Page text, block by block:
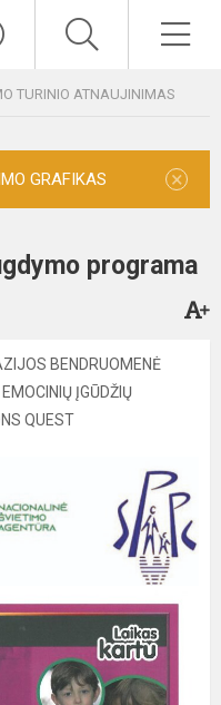
TURINIO ATNAUJINIMAS
GRAFIKAS ×
programa
BENDRUOMENĖ
ĮGŪDŽIŲ
QUEST